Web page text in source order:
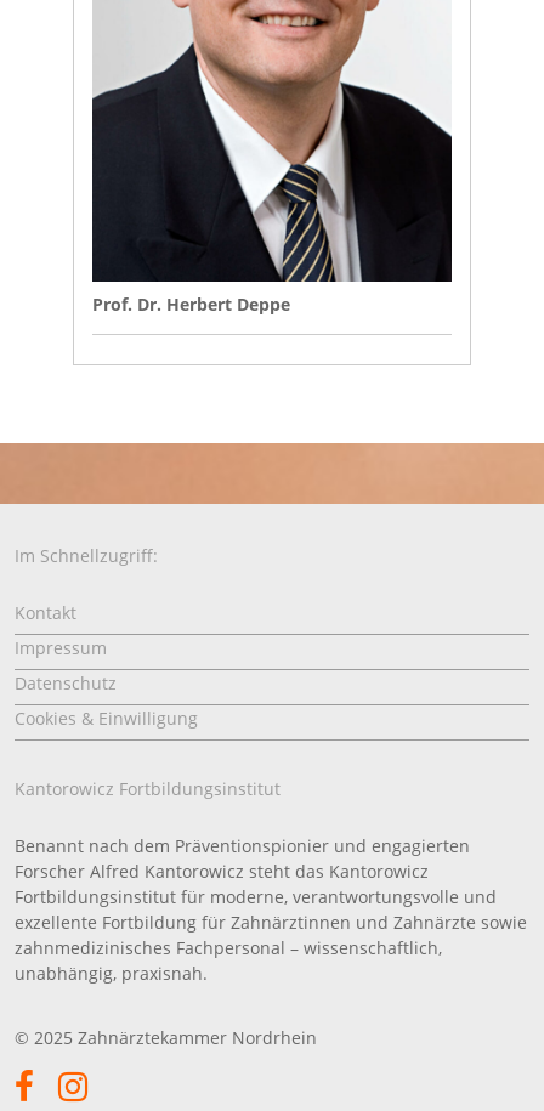
Prof. Dr. Herbert Deppe
Im Schnellzugriff:
Kontakt
Impressum
Datenschutz
Cookies & Einwilligung
Kantorowicz Fortbildungsinstitut
Benannt nach dem Präventionspionier und engagierten
Forscher Alfred Kantorowicz steht das Kantorowicz
Fortbildungsinstitut für moderne, verantwortungsvolle und
exzellente Fortbildung für Zahnärztinnen und Zahnärzte sowie
zahnmedizinisches Fachpersonal – wissenschaftlich,
unabhängig, praxisnah.
© 2025 Zahnärztekammer Nordrhein